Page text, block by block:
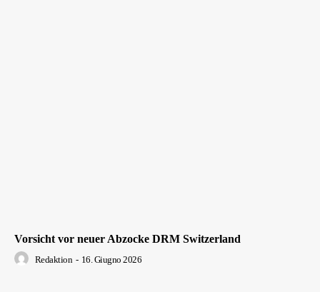
Vorsicht vor neuer Abzocke DRM Switzerland
Redaktion - 16. Giugno 2026